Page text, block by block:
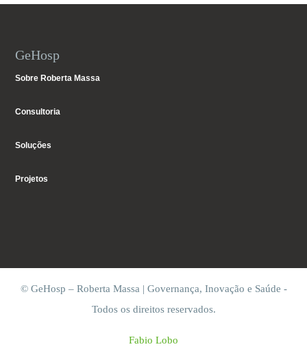
GeHosp
Sobre Roberta Massa
Consultoria
Soluções
Projetos
© GeHosp – Roberta Massa | Governança, Inovação e Saúde -
Todos os direitos reservados.
Fabio Lobo